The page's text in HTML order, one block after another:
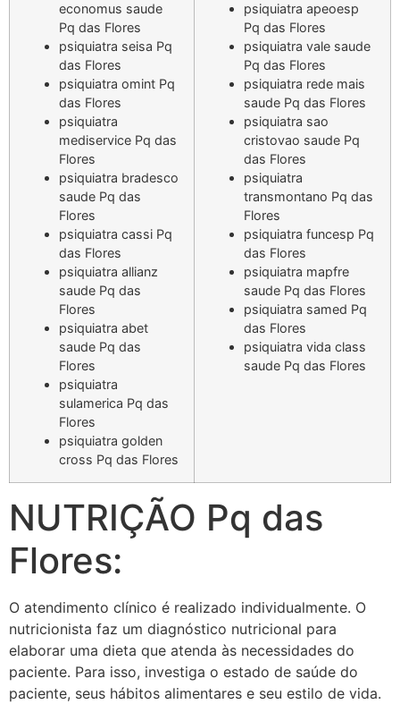
economus saude
Pq das Flores
psiquiatra seisa Pq
das Flores
psiquiatra omint Pq
das Flores
psiquiatra
mediservice Pq das
Flores
psiquiatra bradesco
saude Pq das
Flores
psiquiatra cassi Pq
das Flores
psiquiatra allianz
saude Pq das
Flores
psiquiatra abet
saude Pq das
Flores
psiquiatra
sulamerica Pq das
Flores
psiquiatra golden
cross Pq das Flores
psiquiatra apeoesp
Pq das Flores
psiquiatra vale saude
Pq das Flores
psiquiatra rede mais
saude Pq das Flores
psiquiatra sao
cristovao saude Pq
das Flores
psiquiatra
transmontano Pq das
Flores
psiquiatra funcesp Pq
das Flores
psiquiatra mapfre
saude Pq das Flores
psiquiatra samed Pq
das Flores
psiquiatra vida class
saude Pq das Flores
NUTRIÇÃO Pq das
Flores:
O atendimento clínico é realizado individualmente. O
nutricionista faz um diagnóstico nutricional para
elaborar uma dieta que atenda às necessidades do
paciente. Para isso, investiga o estado de saúde do
paciente, seus hábitos alimentares e seu estilo de vida.